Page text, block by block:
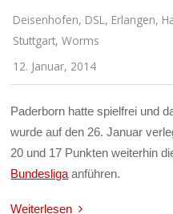
Deisenhofen, DSL, Erlangen,
Stuttgart,Worms
12. Januar, 2014
Paderborn hatte spielfrei und
wurde auf den 26. Januar
20 und 17 Punkten weiterhin
Bundesliga anführen.
Weiterlesen